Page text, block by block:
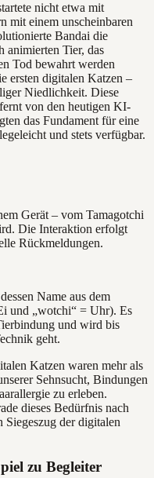
nicht etwa mit
mit einem unscheinbaren
Bandai die
animierten Tier, das
Tod bewahrt werden
ersten digitalen Katzen –
Niedlichkeit. Diese
von den heutigen KI-
das Fundament für eine
und stets verfügbar.
Gerät – vom Tamagotchi
Die Interaktion erfolgt
Rückmeldungen.
Name aus dem
und „wotchi“ = Uhr). Es
und wird bis
geht.
Katzen waren mehr als
Sehnsucht, Bindungen
zu erleben.
dieses Bedürfnis nach
der digitalen
zu Begleiter